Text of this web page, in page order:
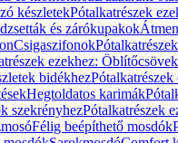
készletekPótalkatrészek
és zárókupakok
Csigaszifonok
ezekhez:
bidékhez
Hegtoldatos karimák
szekrényhezPótalkatrészek
Félig beépíthető mosdók